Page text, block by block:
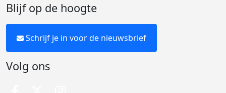
Blijf op de hoogte
Schrijf je in voor de nieuwsbrief
Volg ons